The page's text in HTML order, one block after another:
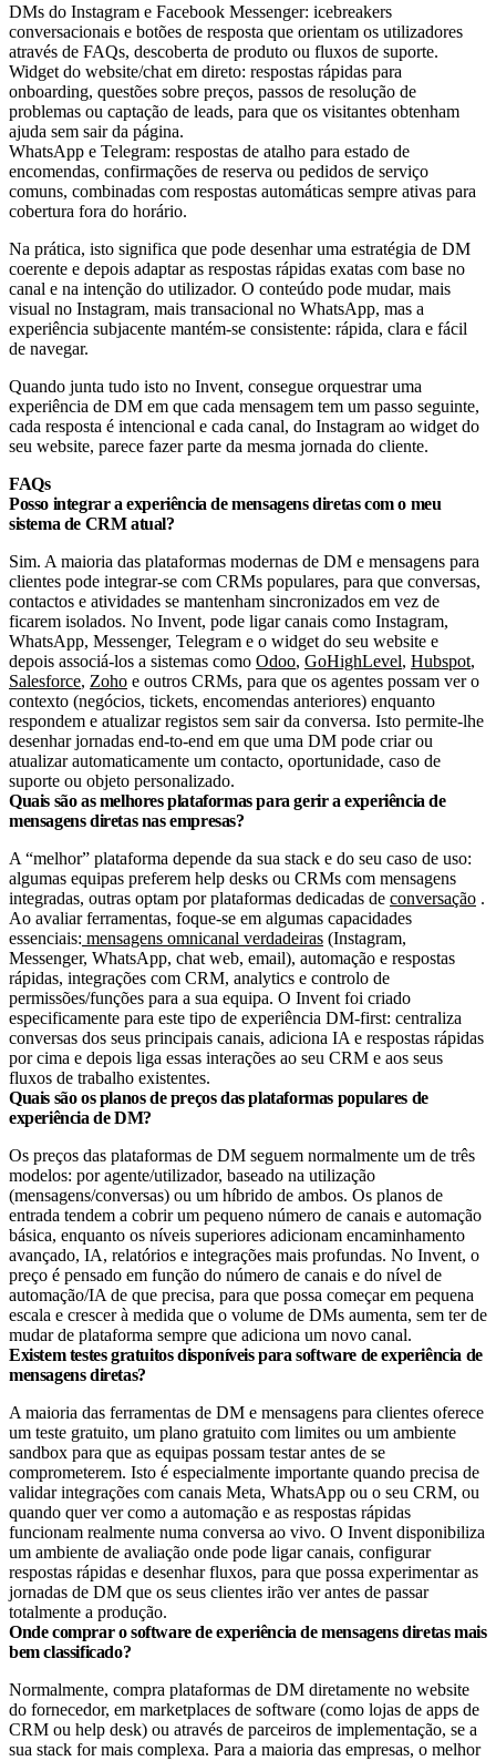
DMs do Instagram e Facebook Messenger: icebreakers
conversacionais e botões de resposta que orientam os utilizadores
através de FAQs, descoberta de produto ou fluxos de suporte.
Widget do website/chat em direto: respostas rápidas para
onboarding, questões sobre preços, passos de resolução de
problemas ou captação de leads, para que os visitantes obtenham
ajuda sem sair da página.​
WhatsApp e Telegram: respostas de atalho para estado de
encomendas, confirmações de reserva ou pedidos de serviço
comuns, combinadas com respostas automáticas sempre ativas para
cobertura fora do horário.
Na prática, isto significa que pode desenhar uma estratégia de DM
coerente e depois adaptar as respostas rápidas exatas com base no
canal e na intenção do utilizador. O conteúdo pode mudar, mais
visual no Instagram, mais transacional no WhatsApp, mas a
experiência subjacente mantém-se consistente: rápida, clara e fácil
de navegar.
Quando junta tudo isto no Invent, consegue orquestrar uma
experiência de DM em que cada mensagem tem um passo seguinte,
cada resposta é intencional e cada canal, do Instagram ao widget do
seu website, parece fazer parte da mesma jornada do cliente.
FAQs
Posso integrar a experiência de mensagens diretas com o meu
sistema de CRM atual?
Sim. A maioria das plataformas modernas de DM e mensagens para
clientes pode integrar-se com CRMs populares, para que conversas,
contactos e atividades se mantenham sincronizados em vez de
ficarem isolados. No Invent, pode ligar canais como Instagram,
WhatsApp, Messenger, Telegram e o widget do seu website e
depois associá-los a sistemas como Odoo, GoHighLevel, Hubspot,
Salesforce, Zoho e outros CRMs, para que os agentes possam ver o
contexto (negócios, tickets, encomendas anteriores) enquanto
respondem e atualizar registos sem sair da conversa. Isto permite-lhe
desenhar jornadas end-to-end em que uma DM pode criar ou
atualizar automaticamente um contacto, oportunidade, caso de
suporte ou objeto personalizado.
Quais são as melhores plataformas para gerir a experiência de
mensagens diretas nas empresas?
A “melhor” plataforma depende da sua stack e do seu caso de uso:
algumas equipas preferem help desks ou CRMs com mensagens
integradas, outras optam por plataformas dedicadas de conversação .
Ao avaliar ferramentas, foque-se em algumas capacidades
essenciais: mensagens omnicanal verdadeiras (Instagram,
Messenger, WhatsApp, chat web, email), automação e respostas
rápidas, integrações com CRM, analytics e controlo de
permissões/funções para a sua equipa. O Invent foi criado
especificamente para este tipo de experiência DM-first: centraliza
conversas dos seus principais canais, adiciona IA e respostas rápidas
por cima e depois liga essas interações ao seu CRM e aos seus
fluxos de trabalho existentes.
Quais são os planos de preços das plataformas populares de
experiência de DM?
Os preços das plataformas de DM seguem normalmente um de três
modelos: por agente/utilizador, baseado na utilização
(mensagens/conversas) ou um híbrido de ambos. Os planos de
entrada tendem a cobrir um pequeno número de canais e automação
básica, enquanto os níveis superiores adicionam encaminhamento
avançado, IA, relatórios e integrações mais profundas. No Invent, o
preço é pensado em função do número de canais e do nível de
automação/IA de que precisa, para que possa começar em pequena
escala e crescer à medida que o volume de DMs aumenta, sem ter de
mudar de plataforma sempre que adiciona um novo canal.
Existem testes gratuitos disponíveis para software de experiência de
mensagens diretas?
A maioria das ferramentas de DM e mensagens para clientes oferece
um teste gratuito, um plano gratuito com limites ou um ambiente
sandbox para que as equipas possam testar antes de se
comprometerem. Isto é especialmente importante quando precisa de
validar integrações com canais Meta, WhatsApp ou o seu CRM, ou
quando quer ver como a automação e as respostas rápidas
funcionam realmente numa conversa ao vivo. O Invent disponibiliza
um ambiente de avaliação onde pode ligar canais, configurar
respostas rápidas e desenhar fluxos, para que possa experimentar as
jornadas de DM que os seus clientes irão ver antes de passar
totalmente a produção.
Onde comprar o software de experiência de mensagens diretas mais
bem classificado?
Normalmente, compra plataformas de DM diretamente no website
do fornecedor, em marketplaces de software (como lojas de apps de
CRM ou help desk) ou através de parceiros de implementação, se a
sua stack for mais complexa. Para a maioria das empresas, o melhor